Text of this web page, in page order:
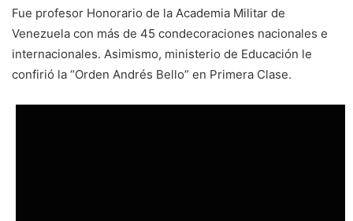
Fue profesor Honorario de la Academia Militar de
Venezuela con más de 45 condecoraciones nacionales e
internacionales. Asimismo, ministerio de Educación le
confirió la “Orden Andrés Bello” en Primera Clase.